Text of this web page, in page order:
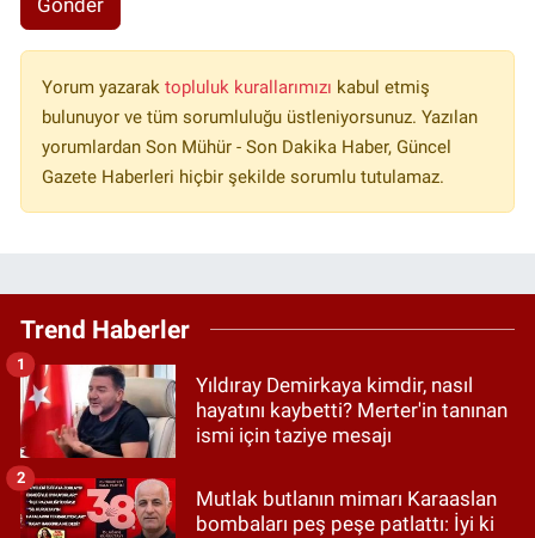
Gönder
Yorum yazarak topluluk kurallarımızı kabul etmiş
bulunuyor ve tüm sorumluluğu üstleniyorsunuz. Yazılan
yorumlardan Son Mühür - Son Dakika Haber, Güncel
Gazete Haberleri hiçbir şekilde sorumlu tutulamaz.
Trend Haberler
Yıldıray Demirkaya kimdir, nasıl
hayatını kaybetti? Merter'in tanınan
ismi için taziye mesajı
1
Mutlak butlanın mimarı Karaaslan
bombaları peş peşe patlattı: İyi ki
2